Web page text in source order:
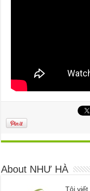
About NHƯ HÀ
Tôi